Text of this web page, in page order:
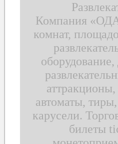
Компания
комнат,
автоматы,
карусели.
билеты